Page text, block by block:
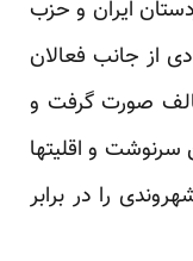
ایران و حزب
از جانب فعالان
صورت گرفت و
و اقلیتها
را در برابر